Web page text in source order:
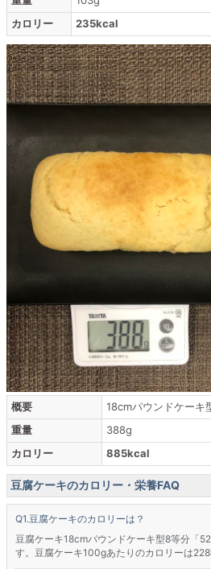
カロリー
235kcal
概要
18cmパウンドケーキ
重量
388g
カロリー
885kcal
豆腐ケーキのカロリー・栄養FAQ
豆腐ケーキのカロリーは？
豆腐ケーキ18cmパウンドケーキ型8等分「
す。豆腐ケーキ100gあたりのカロリーは